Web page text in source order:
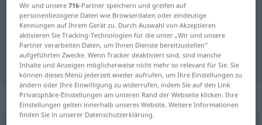
Deutsch-Isländisch Übersetzung
für "ja"
"ja" Isländisch Übersetzung
„ja“
Wir und unsere716-Partner speichern und greifen auf
personenbezogene Daten wie Browserdaten oder eindeutige
Kennungen auf Ihrem Gerät zu. Durch Auswahl von Akzeptieren
aktivieren Sie Tracking-Technologien für die unter „Wir und unsere
Partner verarbeiten Daten, um Ihnen Dienste bereitzustellen“
aufgeführten Zwecke. Wenn Tracker deaktiviert sind, sind manche
Inhalte und Anzeigen möglicherweise nicht mehr so relevant für Sie. Sie
können dieses Menü jederzeit wieder aufrufen, um Ihre Einstellungen zu
ändern oder Ihre Einwilligung zu widerrufen, indem Sie auf den Link
Privatsphäre-Einstellungen am unteren Rand der Webseite klicken. Ihre
Einstellungen gelten innerhalb unseres Website. Weitere Informationen
finden Sie in unserer Datenschutzerklärung.